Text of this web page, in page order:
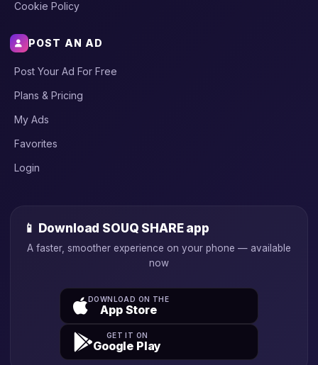
Cookie Policy
POST AN AD
Post Your Ad For Free
Plans & Pricing
My Ads
Favorites
Login
📱 Download SOUQ SHARE app
A faster, smoother experience on your phone — available
now
DOWNLOAD ON THE
App Store
GET IT ON
Google Play